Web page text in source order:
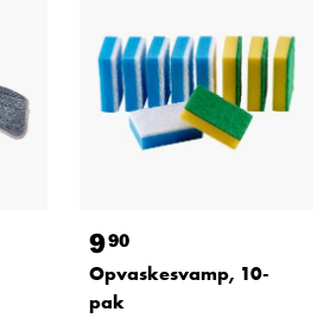
990
Opvaskesvamp, 10-
pak